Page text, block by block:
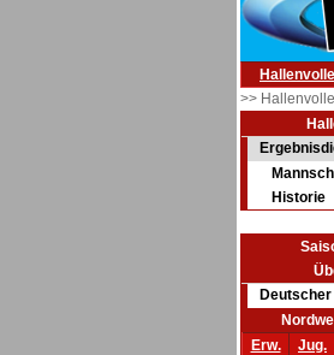
>>
Historie
Deutscher
Erw.
Jug.